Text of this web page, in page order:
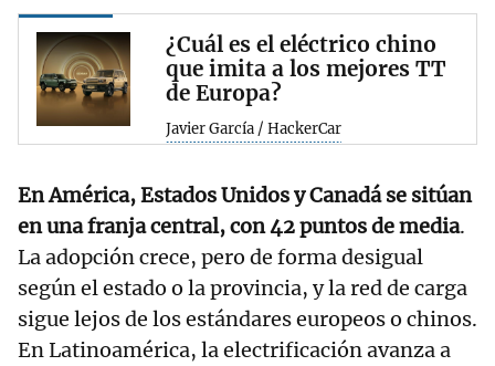
¿Cuál es el eléctrico chino
que imita a los mejores TT
de Europa?
Javier García / HackerCar
En América, Estados Unidos y Canadá se sitúan
en una franja central, con 42 puntos de media.
La adopción crece, pero de forma desigual
según el estado o la provincia, y la red de carga
sigue lejos de los estándares europeos o chinos.
En Latinoamérica, la electrificación avanza a